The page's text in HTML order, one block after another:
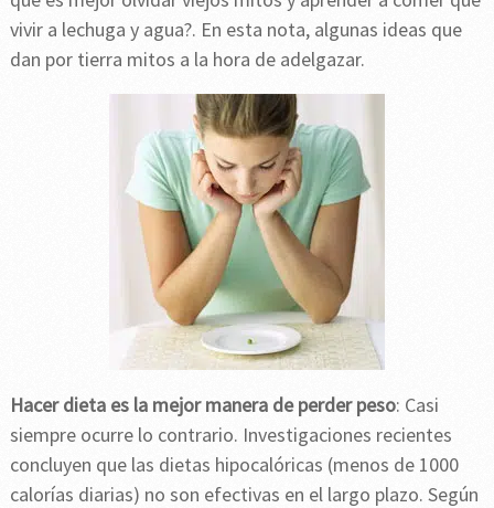
vivir a lechuga y agua?. En esta nota, algunas ideas que
dan por tierra mitos a la hora de adelgazar.
Hacer dieta es la mejor manera de perder peso: Casi
siempre ocurre lo contrario. Investigaciones recientes
concluyen que las dietas hipocalóricas (menos de 1000
calorías diarias) no son efectivas en el largo plazo. Según